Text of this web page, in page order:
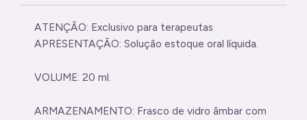
ATENÇÃO: Exclusivo para terapeutas
APRESENTAÇÃO: Solução estoque oral líquida.
VOLUME: 20 ml.
ARMAZENAMENTO: Frasco de vidro âmbar com